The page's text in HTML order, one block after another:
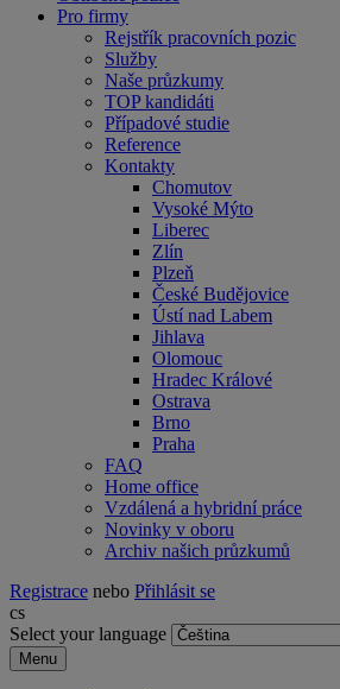
Pro firmy
Rejstřík pracovních pozic
Služby
Naše průzkumy
TOP kandidáti
Případové studie
Reference
Kontakty
Chomutov
Vysoké Mýto
Liberec
Zlín
Plzeň
České Budějovice
Ústí nad Labem
Jihlava
Olomouc
Hradec Králové
Ostrava
Brno
Praha
FAQ
Home office
Vzdálená a hybridní práce
Novinky v oboru
Archiv našich průzkumů
Registrace nebo Přihlásit se
cs
Select your language
Menu